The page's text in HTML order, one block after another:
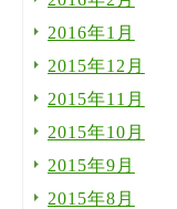
2016年1月
2015年12月
2015年11月
2015年10月
2015年9月
2015年8月